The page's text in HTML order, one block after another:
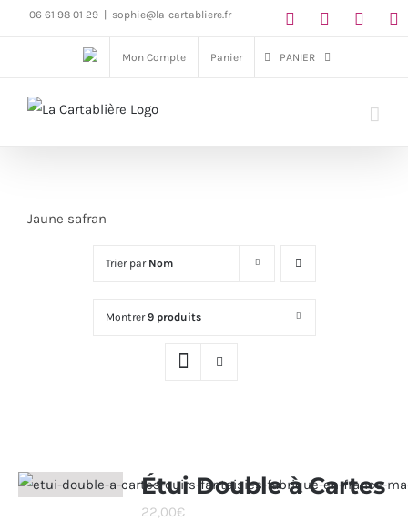
Passer06 61 98 01 29 sophie@la-cartabliere.fr
Mon Compte Panier PANIER
Jaune safran
Trier par Nom
Montrer9 produits
Étui Double à Cartes
22,00€